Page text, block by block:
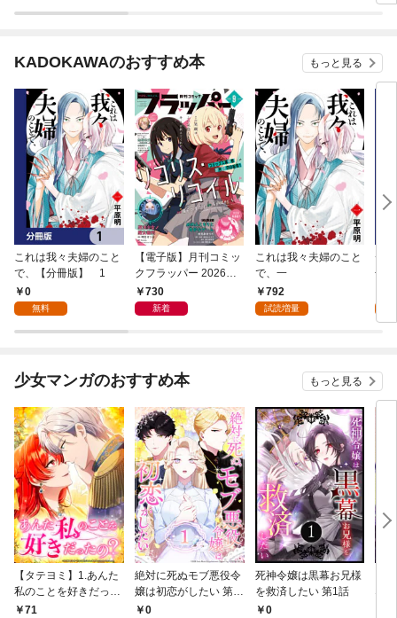
KADOKAWAのおすすめ本 もっと見る
これは我々夫婦のこと
で、【分冊版】 1
0
無料
【電子版】月刊コミッ
クフラッパー 2026年9
月号730
新着
これは我々夫婦のこと
で、一
792
試読増量
チ
冊
少女マンガのおすすめ本 もっと見る
【タテヨミ】1.あんた
私のことを好きだった
の？
71
絶対に死ぬモブ悪役令
嬢は初恋がしたい 第1
話0
死神令嬢は黒幕お兄様
を救済したい 第1話
0
な